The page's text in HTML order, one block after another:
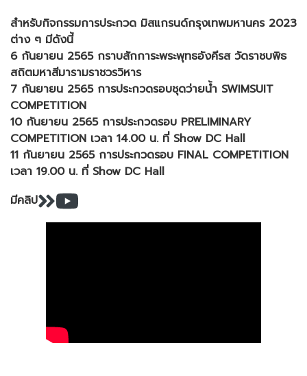
สำหรับกิจกรรมการประกวด มิสแกรนด์กรุงเทพมหานคร 2023
ต่าง ๆ มีดังนี้
6 กันยายน 2565 กราบสักการะพระพุทธอังคีรส วัดราชบพิธ
สถิตมหาสีมารามราชวรวิหาร
7 กันยายน 2565 การประกวดรอบชุดว่ายน้ำ SWIMSUIT
COMPETITION
10 กันยายน 2565 การประกวดรอบ PRELIMINARY
COMPETITION เวลา 14.00 น. ที่ Show DC Hall
11 กันยายน 2565 การประกวดรอบ FINAL COMPETITION
เวลา 19.00 น. ที่ Show DC Hall
มีคลิป